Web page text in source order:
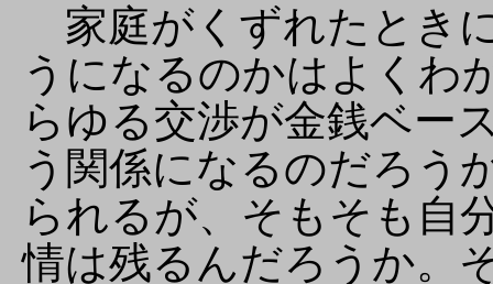
家庭がくずれたとき
うになるのかはよくわ
らゆる交渉が金銭ベー
う関係になるのだろう
られるが、そもそも自
情は残るんだろうか。